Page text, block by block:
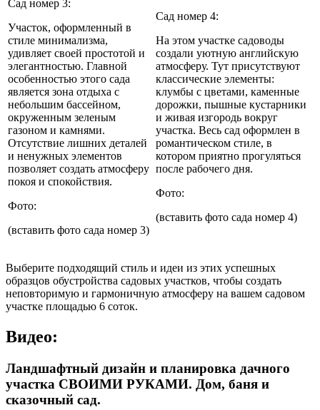
Сад номер 3:
Участок, оформленный в
стиле минимализма,
удивляет своей простотой и
элегантностью. Главной
особенностью этого сада
является зона отдыха с
небольшим бассейном,
окруженным зеленым
газоном и камнями.
Отсутствие лишних деталей
и ненужных элементов
позволяет создать атмосферу
покоя и спокойствия.
Фото:
(вставить фото сада номер 3)
Сад номер 4:
На этом участке садоводы
создали уютную английскую
атмосферу. Тут присутствуют
классические элементы:
клумбы с цветами, каменные
дорожки, пышные кустарники
и живая изгородь вокруг
участка. Весь сад оформлен в
романтическом стиле, в
котором приятно прогуляться
после рабочего дня.
Фото:
(вставить фото сада номер 4)
Выберите подходящий стиль и идеи из этих успешных
образцов обустройства садовых участков, чтобы создать
неповторимую и гармоничную атмосферу на вашем садовом
участке площадью 6 соток.
Видео:
Ландшафтный дизайн и планировка дачного
участка СВОИМИ РУКАМИ. Дом, баня и
сказочный сад.